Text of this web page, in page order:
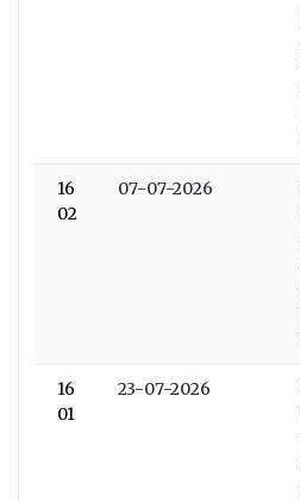
16
02
07-07-2026
16
01
23-07-2026